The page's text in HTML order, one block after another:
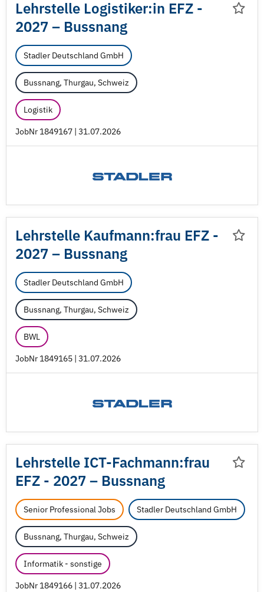
Lehrstelle Logistiker:in EFZ -
2027 – Bussnang
Stadler Deutschland GmbH
Bussnang, Thurgau, Schweiz
Logistik
JobNr 1849167 | 31.07.2026
Lehrstelle Kaufmann:frau EFZ -
2027 – Bussnang
Stadler Deutschland GmbH
Bussnang, Thurgau, Schweiz
BWL
JobNr 1849165 | 31.07.2026
Lehrstelle ICT-Fachmann:frau
EFZ - 2027 – Bussnang
Senior Professional Jobs Stadler Deutschland GmbH
Bussnang, Thurgau, Schweiz
Informatik - sonstige
JobNr 1849166 | 31.07.2026